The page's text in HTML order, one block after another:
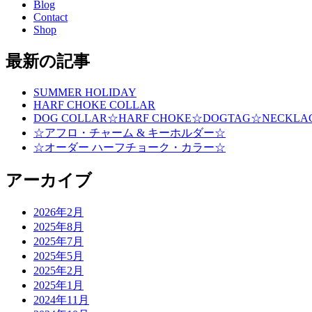
Blog
Contact
Shop
最新の記事
SUMMER HOLIDAY
HARF CHOKE COLLAR
DOG COLLAR☆HARF
☆アフロ・チャーム & キーホルダー☆
☆オーダー ハーフチョーク・カラー☆
アーカイブ
2026年2月
2025年8月
2025年7月
2025年5月
2025年2月
2025年1月
2024年11月